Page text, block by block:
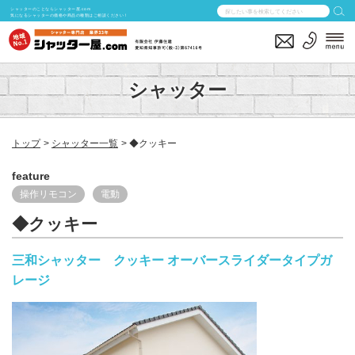
シャッターのことならシャッター屋.com
気になるシャッターの価格や商品の種類はご相談ください！
シャッター
トップ シャッター一覧 ◆クッキー
feature
操作リモコン 電動
◆クッキー
三和シャッター クッキー オーバースライダータイプガ
レージ